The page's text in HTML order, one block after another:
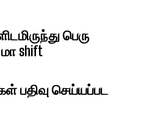
பெரு
shift
பதிவு செய்யப்பட